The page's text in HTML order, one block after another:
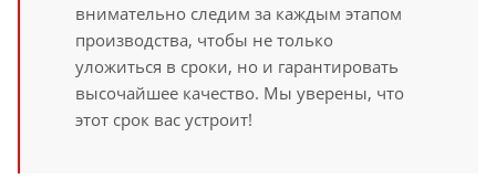
внимательно следим за каждым этапом
производства, чтобы не только
уложиться в сроки, но и гарантировать
высочайшее качество. Мы уверены, что
этот срок вас устроит!